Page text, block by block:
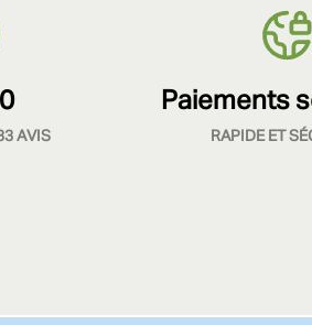
AVIS
Paiements
RAPIDE ET